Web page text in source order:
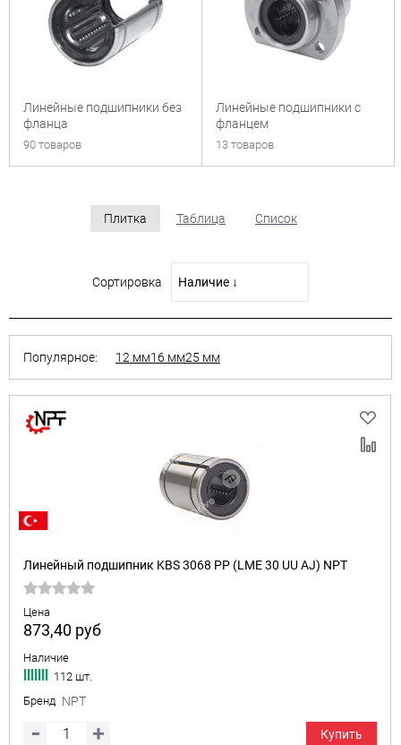
Линейные подшипники без
фланца
90 товаров
Линейные подшипники с
фланцем
13 товаров
Плитка Таблица Список
Сортировка
Популярное: 12 мм16 мм25 мм
Линейный подшипник KBS 3068 PP (LME 30 UU AJ) NPT
Цена
873,40 руб
Наличие
112 шт.
Бренд NPT
Купить